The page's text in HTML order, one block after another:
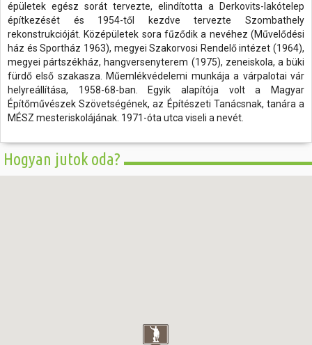
épületek egész sorát tervezte, elindította a Derkovits-lakótelep
építkezését és 1954-től kezdve tervezte Szombathely
rekonstrukcióját. Középületek sora fűződik a nevéhez (Művelődési
ház és Sportház 1963), megyei Szakorvosi Rendelő intézet (1964),
megyei pártszékház, hangversenyterem (1975), zeneiskola, a büki
fürdő első szakasza. Műemlékvédelemi munkája a várpalotai vár
helyreállítása, 1958-68-ban. Egyik alapítója volt a Magyar
Építőművészek Szövetségének, az Építészeti Tanácsnak, tanára a
MÉSZ mesteriskolájának. 1971-óta utca viseli a nevét.
Hogyan jutok oda?